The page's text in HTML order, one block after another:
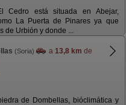
Cedro está situada en Abejar,
La Puerta de Pinares ya que
de Urbión y donde ...
(Soria) a 13,8 km de
de Dombellas, bióclimática y